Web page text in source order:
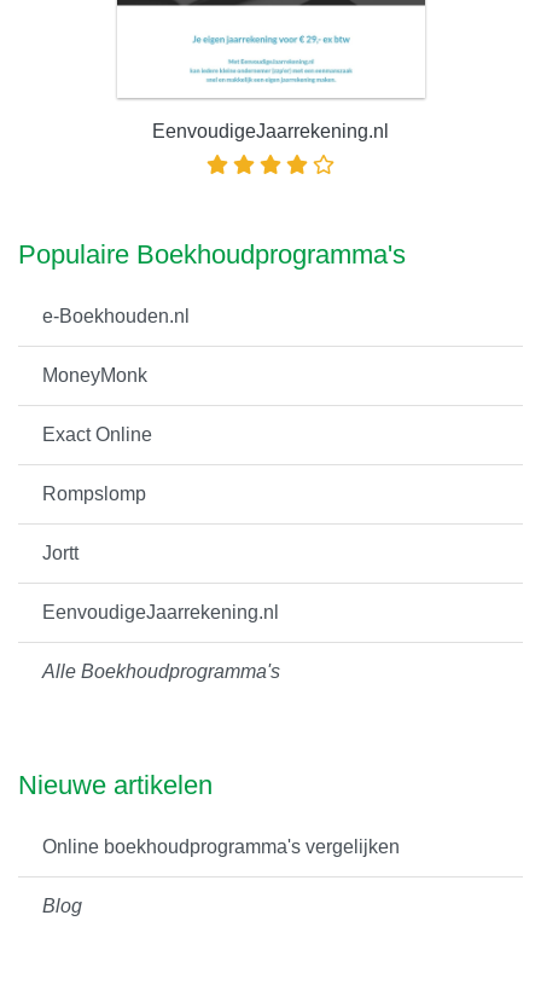
EenvoudigeJaarrekening.nl
Populaire Boekhoudprogramma's
e-Boekhouden.nl
MoneyMonk
Exact Online
Rompslomp
Jortt
EenvoudigeJaarrekening.nl
Alle Boekhoudprogramma's
Nieuwe artikelen
Online boekhoudprogramma's vergelijken
Blog